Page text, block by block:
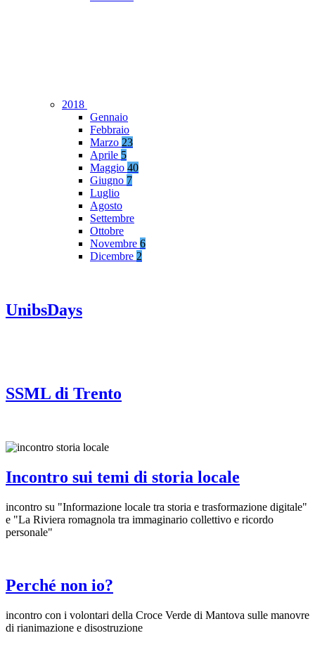
2018
Gennaio
Febbraio
Marzo 23
Aprile 5
Maggio 40
Giugno 7
Luglio
Agosto
Settembre
Ottobre
Novembre 6
Dicembre 2
UnibsDays
SSML di Trento
Incontro sui temi di storia locale
incontro su "Informazione locale tra storia e trasformazione digitale"
e "La Riviera romagnola tra immaginario collettivo e ricordo
personale"
Perché non io?
incontro con i volontari della Croce Verde di Mantova sulle manovre
di rianimazione e disostruzione